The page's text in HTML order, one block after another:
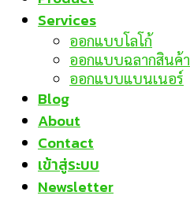
Services
ออกแบบโลโก้
ออกแบบฉลากสินค้า
ออกแบบแบนเนอร์
Blog
About
Contact
เข้าสู่ระบบ
Newsletter